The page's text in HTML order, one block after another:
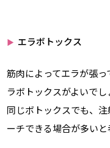
▶ エラボトックス
筋肉によってエラが張
ラボトックスがよいでし
同じボトックスでも、
ーチできる場合が多いと